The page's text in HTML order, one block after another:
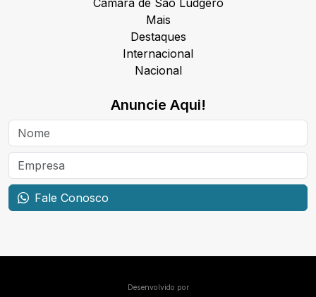
Mais
Destaques
Internacional
Nacional
Anuncie Aqui!
Fale Conosco
Desenvolvido por